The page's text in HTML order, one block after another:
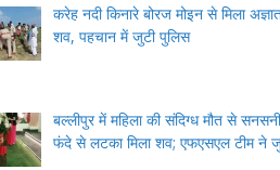
करेह नदी किनारे बोरज मोइन से मिला
शव, पहचान में जुटी पुलिस
बल्लीपुर में महिला की संदिग्ध मौत से
फंदे से लटका मिला शव; एफएसएल टीम ने